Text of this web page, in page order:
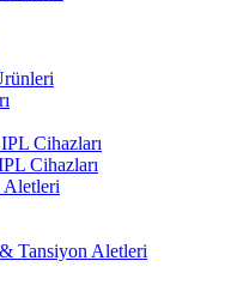
Cihazları
Cihazları
Aletleri
Tansiyon Aletleri